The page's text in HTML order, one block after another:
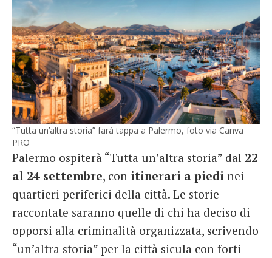
“Tutta un’altra storia” farà tappa a Palermo, foto via Canva
PRO
Palermo ospiterà “Tutta un’altra storia” dal 22
al 24 settembre, con itinerari a piedi nei
quartieri periferici della città. Le storie
raccontate saranno quelle di chi ha deciso di
opporsi alla criminalità organizzata, scrivendo
“un’altra storia” per la città sicula con forti